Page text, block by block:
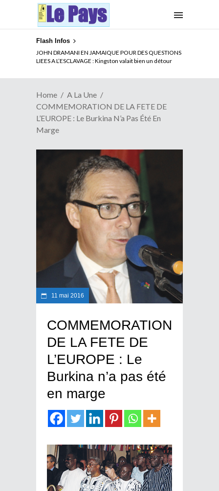
Flash Infos
JOHN DRAMANI EN JAMAIQUE POUR DES QUESTIONS
LIEES A L’ESCLAVAGE : Kingston valait bien un détour
ELECTION DE TALON A LA TETE DU SENAT BENINOIS :
Quand Patrice quitte le pouvoir sans partir !
Home
A La Une
COMMEMORATION DE LA FETE DE
L’EUROPE : Le Burkina N’a Pas Été En
Marge
11 mai 2016
COMMEMORATION
DE LA FETE DE
L’EUROPE : Le
Burkina n’a pas été
en marge